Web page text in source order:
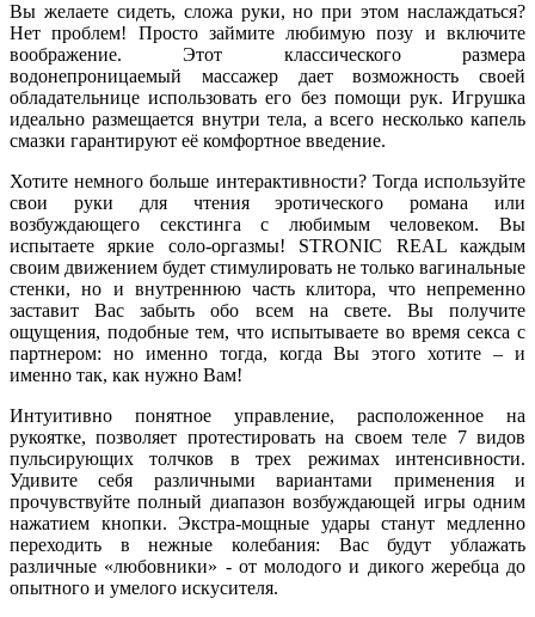
Вы желаете сидеть, сложа руки, но при этом наслаждаться?
Нет проблем! Просто займите любимую позу и включите
воображение. Этот классического размера
водонепроницаемый массажер дает возможность своей
обладательнице использовать его без помощи рук. Игрушка
идеально размещается внутри тела, а всего несколько капель
смазки гарантируют её комфортное введение.
Хотите немного больше интерактивности? Тогда используйте
свои руки для чтения эротического романа или
возбуждающего секстинга с любимым человеком. Вы
испытаете яркие соло-оргазмы! STRONIC REAL каждым
своим движением будет стимулировать не только вагинальные
стенки, но и внутреннюю часть клитора, что непременно
заставит Вас забыть обо всем на свете. Вы получите
ощущения, подобные тем, что испытываете во время секса с
партнером: но именно тогда, когда Вы этого хотите – и
именно так, как нужно Вам!
Интуитивно понятное управление, расположенное на
рукоятке, позволяет протестировать на своем теле 7 видов
пульсирующих толчков в трех режимах интенсивности.
Удивите себя различными вариантами применения и
прочувствуйте полный диапазон возбуждающей игры одним
нажатием кнопки. Экстра-мощные удары станут медленно
переходить в нежные колебания: Вас будут ублажать
различные «любовники» - от молодого и дикого жеребца до
опытного и умелого искусителя.